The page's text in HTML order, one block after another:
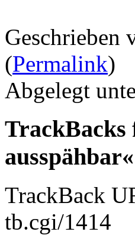
Geschrieben
(Permalink)
Abgelegt
TrackBacks
ausspähbar«
TrackBack
tb.cgi/1414